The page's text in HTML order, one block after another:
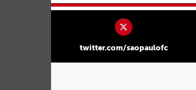
twitter.com/saopaulofc